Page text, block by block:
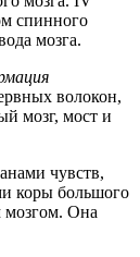
спинного
мозга.
волокон,
мозг, мост и
чувств,
коры большого
мозгом. Она